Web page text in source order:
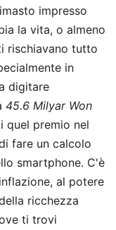
impresso
la vita, o almeno
rischiavano tutto
in
digitare
45.6 Milyar Won
quel premio nel
fare un calcolo
smartphone. C'è
al potere
ricchezza
ti trovi